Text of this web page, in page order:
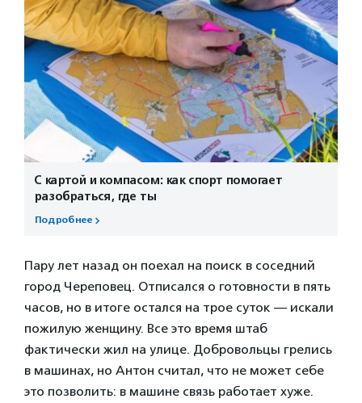
С картой и компасом: как спорт помогает
разобраться, где ты
Подробнее
Пару лет назад он поехал на поиск в соседний
город Череповец. Отписался о готовности в пять
часов, но в итоге остался на трое суток — искали
пожилую женщину. Все это время штаб
фактически жил на улице. Добровольцы грелись
в машинах, но Антон считал, что не может себе
это позволить: в машине связь работает хуже.